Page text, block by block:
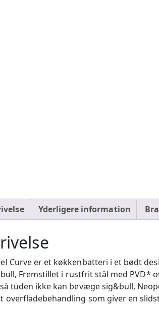
Yderligere information
Curve er et køkkenbatteri i et bødt
Fremstillet i rustfrit stål med PVD*
tuden ikke kan bevæge sig&bull,
overfladebehandling som giver en